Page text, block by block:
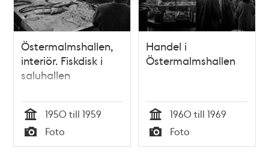
Östermalmshallen,
interiör. Fiskdisk i
saluhallen
Tid
1950 till 1959
Typ
Foto
Handel i
Östermalmshallen
Tid
1960 till 1969
Typ
Foto